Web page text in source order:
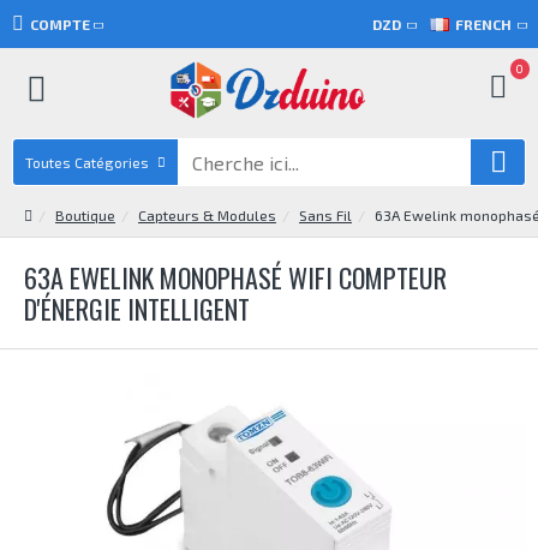
COMPTE DZD FRENCH
0
Toutes Catégories
Boutique Capteurs & Modules Sans Fil 63A Ewelink
63A EWELINK MONOPHASÉ WIFI COMPTEUR
D'ÉNERGIE INTELLIGENT